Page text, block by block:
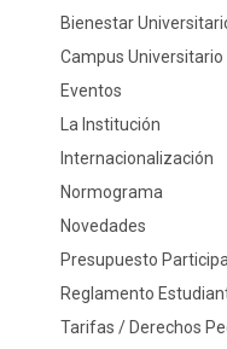
Bienestar
Campus Universitario
Eventos
La Institución
Internacionalización
Normograma
Novedades
Presupuesto
Reglamento
Tarifas / Derechos